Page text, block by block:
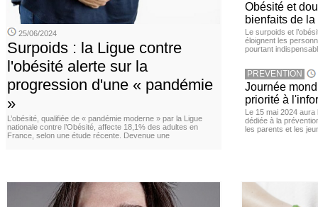
25/06/2024
Surpoids : la Ligue contre
l'obésité alerte sur la
progression d'une « pandémie
»
L’obésité, qualifiée de « pandémie moderne » par la Ligue
nationale contre l’Obésité, affecte 18,1% des adultes en
France, selon une étude récente. Devenue une
Obésité et
bienfaits de
Le surpoids et
éloignent les
pourtant
PREVENTION
Journée
priorité à
Le 15 mai 2024 aura
dédiée à la
les parents et les